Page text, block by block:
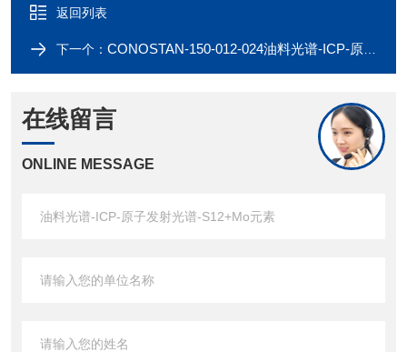
返回列表
下一个： CONOSTAN-150-012-024油料光谱-ICP-原子发射光谱-S12+Mo元素
在线留言
ONLINE MESSAGE